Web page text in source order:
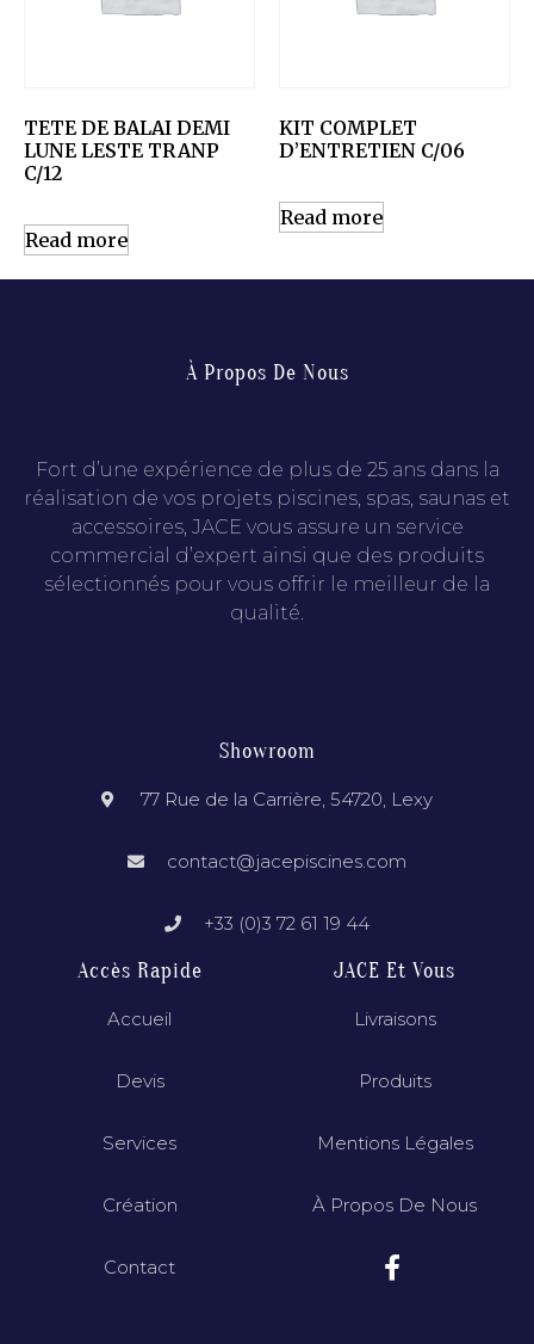
TETE DE BALAI DEMI
LUNE LESTE TRANP
C/12
Read more
KIT COMPLET
D’ENTRETIEN C/06
Read more
À Propos De Nous
Fort d’une expérience de plus de 25 ans dans la
réalisation de vos projets piscines, spas, saunas et
accessoires, JACE vous assure un service
commercial d’expert ainsi que des produits
sélectionnés pour vous offrir le meilleur de la
qualité.
Showroom
77 Rue de la Carrière, 54720, Lexy
contact@jacepiscines.com
+33 (0)3 72 61 19 44
Accès Rapide
Accueil
Devis
Services
Création
Contact
JACE Et Vous
Livraisons
Produits
Mentions Légales
À Propos De Nous